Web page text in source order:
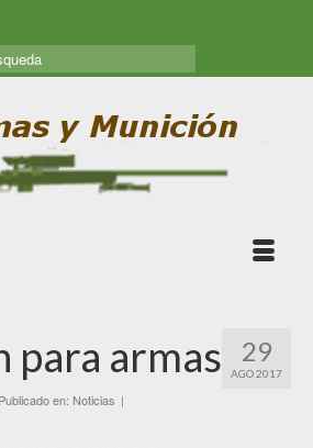
29
AGO 2017
para armas
Publicado en: Noticias |